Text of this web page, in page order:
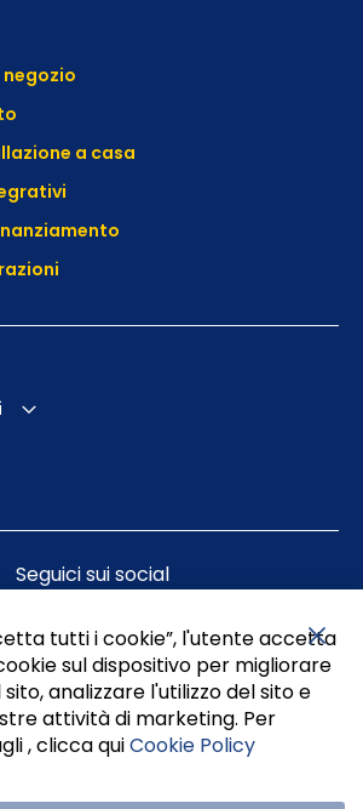
a casa
Seguici sui social
tutti i cookie”, l'utente accetta
sul dispositivo per migliorare
analizzare l'utilizzo del sito e
attività di marketing. Per
, clicca quiCookie Policy